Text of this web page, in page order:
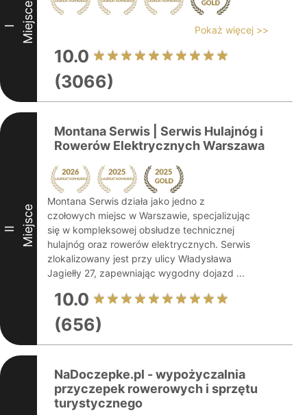
I Miejsce Pokaż więcej >>
10.0
(3066)
II Miejsce
Montana Serwis | Serwis Hulajnóg i
Rowerów Elektrycznych Warszawa
Montana Serwis działa jako jedno z
czołowych miejsc w Warszawie, specjalizując
się w kompleksowej obsłudze technicznej
hulajnóg oraz rowerów elektrycznych. Serwis
zlokalizowany jest przy ulicy Władysława
Jagiełły 27, zapewniając wygodny dojazd ...
10.0
(656)
NaDoczepke.pl - wypożyczalnia
przyczepek rowerowych i sprzętu
turystycznego